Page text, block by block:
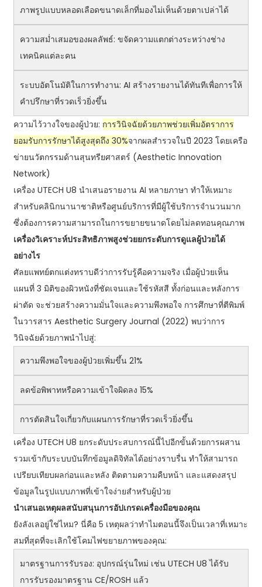
ภาพรูปแบบหลอดเลือดขนาดเล็กที่มองไม่เห็นด้วยตาเปล่าได้
ความสม่ำเสมอของผลลัพธ์: ขจัดความแตกต่างระหว่างช่าง
เทคนิคแต่ละคน
ระบบอัตโนมัติในการทำงาน: AI สร้างรายงานได้ทันทีเพื่อการให้
คำปรึกษาที่รวดเร็วยิ่งขึ้น
ความไว้วางใจของผู้ป่วย: การวินิจฉัยด้วยภาพช่วยเพิ่มอัตราการ
ยอมรับการรักษาได้สูงสุดถึง 30%จากผลสำรวจในปี 2023 โดยเครือ
ข่ายนวัตกรรมด้านสุนทรียศาสตร์ (Aesthetic Innovation
Network)
เครื่อง UTECH U8 นำเสนอรายงาน AI หลายภาษา ทำให้เหมาะ
สำหรับคลินิกนานาชาติหรือศูนย์บริการที่มีผู้ใช้บริการจำนวนมาก
ซึ่งต้องการความสามารถในการขยายขนาดโดยไม่ลดทอนคุณภาพ
เครื่องวิเคราะห์ประสิทธิภาพสูงช่วยยกระดับการดูแลผู้ป่วยได้
อย่างไร
ศัลยแพทย์ตกแต่งทราบดีว่าการรับรู้คือความจริง เมื่อผู้ป่วยเห็น
แผนที่ 3 มิติของผิวหนังที่ชัดเจนและใช้รหัสสี ทั้งก่อนและหลังการ
ผ่าตัด จะช่วยสร้างความมั่นใจและความพึงพอใจ การศึกษาที่ตีพิมพ์
ในวารสาร Aesthetic Surgery Journal (2022) พบว่าการ
วินิจฉัยด้วยภาพนำไปสู่:
ความพึงพอใจของผู้ป่วยเพิ่มขึ้น 21%
ลดข้อพิพาทหรือความเข้าใจผิดลง 15%
การตัดสินใจเกี่ยวกับแผนการรักษาที่รวดเร็วยิ่งขึ้น
เครื่อง UTECH U8 ยกระดับประสบการณ์นี้ไปอีกขั้นด้วยการผสาน
รวมเข้ากับระบบบันทึกข้อมูลดิจิทัลได้อย่างราบรื่น ทำให้สามารถ
เปรียบเทียบผลก่อนและหลัง ติดตามความคืบหน้า และแสดงสรุป
ข้อมูลในรูปแบบภาพที่เข้าใจง่ายสำหรับผู้ป่วย
นำเสนอเหตุผลสนับสนุนการอัปเกรดเครื่องมือของคุณ
ยังลังเลอยู่ใช่ไหม? นี่คือ 5 เหตุผลว่าทำไมตอนนี้จึงเป็นเวลาที่เหมาะ
สมที่สุดที่จะเลิกใช้โคมไฟขยายภาพของคุณ:
มาตรฐานการรับรอง: อุปกรณ์รุ่นใหม่ เช่น UTECH U8 ได้รับ
การรับรองมาตรฐาน CE/ROSH แล้ว